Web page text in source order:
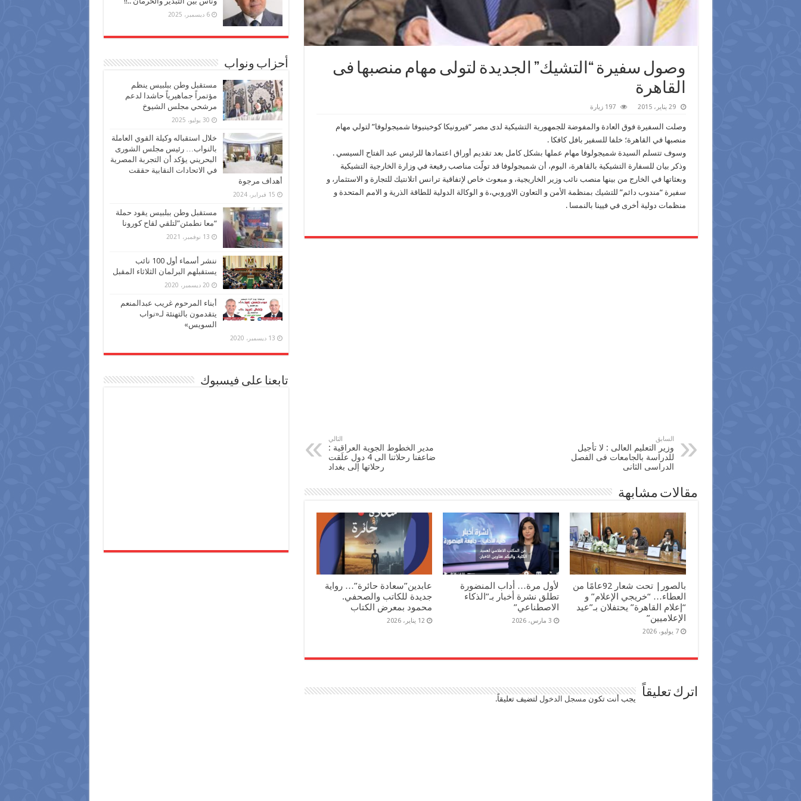
وصول سفيرة “التشيك” الجديدة لتولى مهام منصبها فى
القاهرة
29 يناير، 2015 197 زيارة
وصلت السفيرة فوق العادة والمفوضة للجمهورية التشيكية لدى مصر “فيرونيكا كوخينيوفا شميجولوفا” لتولي مهام
منصبها في القاهرة؛ خلفا للسفير بافل كافكا .
وسوف تتسلم السيدة شميجولوفا مهام عملها بشكل كامل بعد تقديم أوراق اعتمادها للرئيس عبد الفتاح السيسي .
وذكر بيان للسفارة التشيكية بالقاهرة، اليوم، أن شميجولوفا قد تولّت مناصب رفيعة في وزارة الخارجية التشيكية
وبعثاتها في الخارج من بينها منصب نائب وزير الخاريجية، و مبعوث خاص لإتفاقية ترانس اتلانتيك للتجارة و الاستثمار، و
سفيرة “مندوب دائم” للتشيك بمنظمة الأمن و التعاون الاوروبي،ة و الوكالة الدولية للطاقة الذرية و الامم المتحدة و
منظمات دولية أخرى في فيينا بالنمسا .
السابق
وزير التعليم العالى : لا تأجيل
للدراسة بالجامعات فى الفصل
الدراسى الثانى
التالي
مدير الخطوط الجوية العراقية :
ضاعفنا رحلاتنا الى 4 دول علَقت
رحلاتها إلى بغداد
مقالات مشابهة
بالصور| تحت شعار 92عامًا من
العطاء… “خريجي الإعلام” و
“إعلام القاهرة” يحتفلان بـ”عيد
الإعلاميين”
7 يوليو، 2026
لأول مرة… أداب المنضورة
تطلق نشرة أخبار بـ”الذكاء
الاصطناعي”
3 مارس، 2026
عابدين”سعادة حائرة”… رواية
جديدة للكاتب والصحفي.
محمود بمعرض الكتاب
12 يناير، 2026
اترك تعليقاً يجب أنت تكون مسجل الدخول لتضيف تعليقاً.
6 ديسمبر، 2025
أحزاب ونواب
مستقبل وطن ببلبيس ينظم
مؤتمراً جماهيرياً حاشدا لدعم
مرشحي مجلس الشيوخ
30 يوليو، 2025
خلال استقباله وكيلة القوي العاملة
بالنواب… رئيس مجلس الشورى
البحريني يؤكد أن التجربة المصرية
في الاتحادات النقابية حققت
أهداف مرجوة
15 فبراير، 2024
مستقبل وطن ببلبيس يقود حملة
“معا نطمئن”لتلقي لقاح كورونا
13 نوفمبر، 2021
ننشر أسماء أول 100 نائب
يستقبلهم البرلمان الثلاثاء المقبل
20 ديسمبر، 2020
أبناء المرحوم غريب عبدالمنعم
يتقدمون بالتهنئة لـ«نواب
السويس»
13 ديسمبر، 2020
تابعنا على فيسبوك